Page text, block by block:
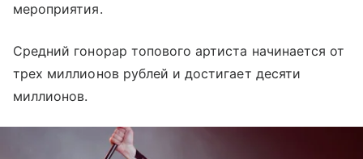
мероприятия.
Средний гонорар топового артиста начинается от
трех миллионов рублей и достигает десяти
миллионов.